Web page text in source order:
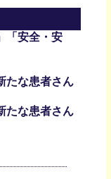
「安全・安
たな患者さん
たな患者さん